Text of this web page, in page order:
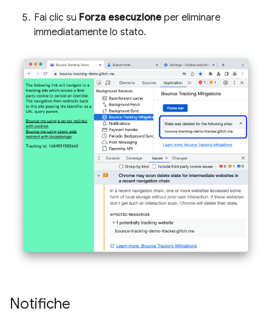
Fai clic su Forza esecuzione per eliminare
immediatamente lo stato.
Notifiche